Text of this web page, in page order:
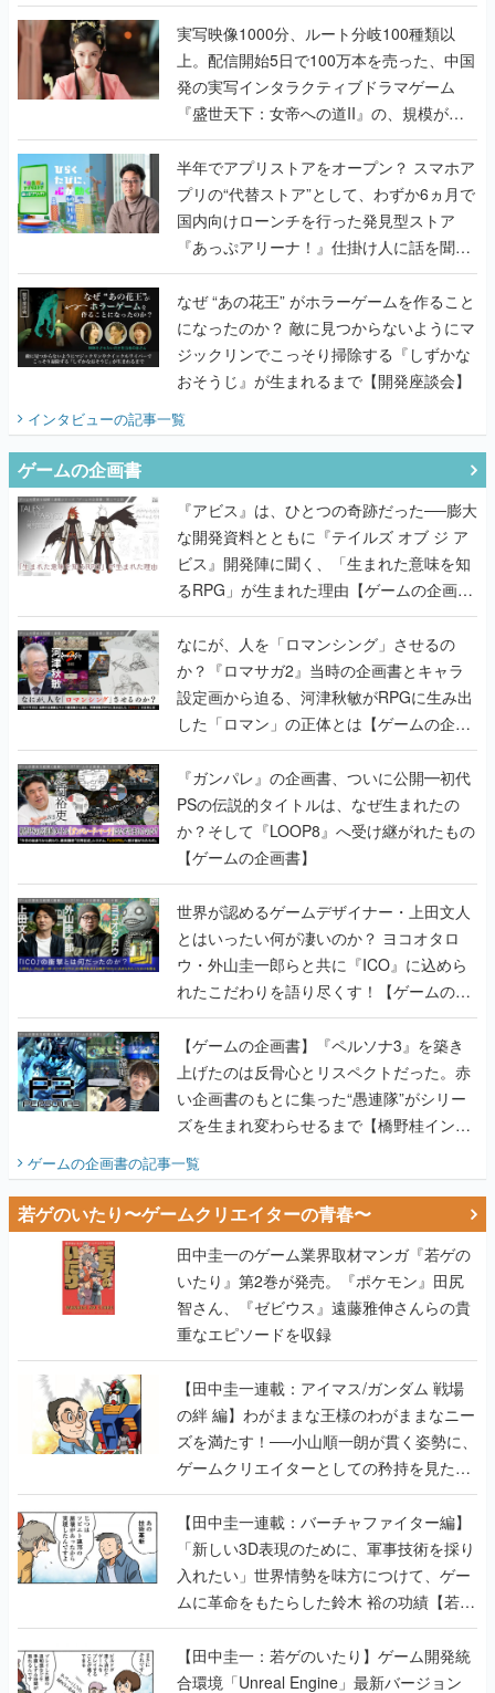
『TATSUJIN EXTREME』で初タッグを組
んだレジェンド2人に訊く開発秘話
実写映像1000分、ルート分岐100種類以
上。配信開始5日で100万本を売った、中国
発の実写インタラクティブドラマゲーム
『盛世天下：女帝への道II』の、規模が違
うこだわりをプロデューサーに聞いた
半年でアプリストアをオープン？ スマホア
プリの“代替ストア”として、わずか6ヵ月で
国内向けローンチを行った発見型ストア
『あっぷアリーナ！』仕掛け人に話を聞い
てみた
なぜ “あの花王” がホラーゲームを作ること
になったのか？ 敵に見つからないようにマ
ジックリンでこっそり掃除する『しずかな
おそうじ』が生まれるまで【開発座談会】
インタビューの記事一覧
ゲームの企画書
『アビス』は、ひとつの奇跡だった──膨大
な開発資料とともに『テイルズ オブ ジ ア
ビス』開発陣に聞く、「生まれた意味を知
るRPG」が生まれた理由【ゲームの企画
書】
なにが、人を「ロマンシング」させるの
か？『ロマサガ2』当時の企画書とキャラ
設定画から迫る、河津秋敏がRPGに生み出
した「ロマン」の正体とは【ゲームの企画
書】
『ガンパレ』の企画書、ついに公開━初代
PSの伝説的タイトルは、なぜ生まれたの
か？そして『LOOP8』へ受け継がれたもの
【ゲームの企画書】
世界が認めるゲームデザイナー・上田文人
とはいったい何が凄いのか？ ヨコオタロ
ウ・外山圭一郎らと共に『ICO』に込めら
れたこだわりを語り尽くす！【ゲームの企
画書】
【ゲームの企画書】『ペルソナ3』を築き
上げたのは反骨心とリスペクトだった。赤
い企画書のもとに集った“愚連隊”がシリー
ズを生まれ変わらせるまで【橋野桂インタ
ゲームの企画書の記事一覧
若ゲのいたり〜ゲームクリエイターの青春〜
田中圭一のゲーム業界取材マンガ『若ゲの
いたり』第2巻が発売。『ポケモン』田尻
智さん、『ゼビウス』遠藤雅伸さんらの貴
重なエピソードを収録
【田中圭一連載：アイマス/ガンダム 戦場
の絆 編】わがままな王様のわがままなニー
ズを満たす！──小山順一朗が貫く姿勢に、
ゲームクリエイターとしての矜持を見た
【若ゲのいたり最終回】
【田中圭一連載：バーチャファイター編】
「新しい3D表現のために、軍事技術を採り
入れたい」世界情勢を味方につけて、ゲー
ムに革命をもたらした鈴木 裕の功績【若ゲ
のいたり】
【田中圭一：若ゲのいたり】ゲーム開発統
合環境「Unreal Engine」最新バージョン